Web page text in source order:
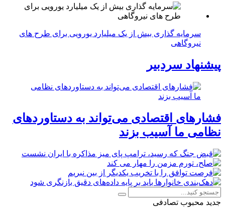
سرمایه گذاری بیش از یک میلیارد یورویی برای طرح های
نیروگاهی
پیشنهاد سردبیر
فشارهای اقتصادی می‌تواند به دستاوردهای
نظامی ما آسیب بزند
جدید محبوب تصادفی